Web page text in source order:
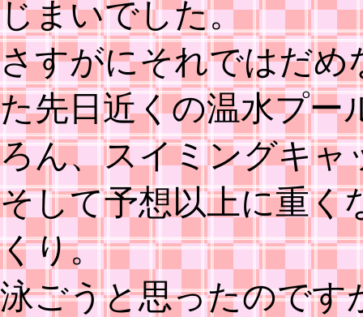
じまいでした。
さすがにそれではだめ
た先日近くの温水プー
ろん、スイミングキャ
そして予想以上に重く
くり。
泳ごうと思ったのです